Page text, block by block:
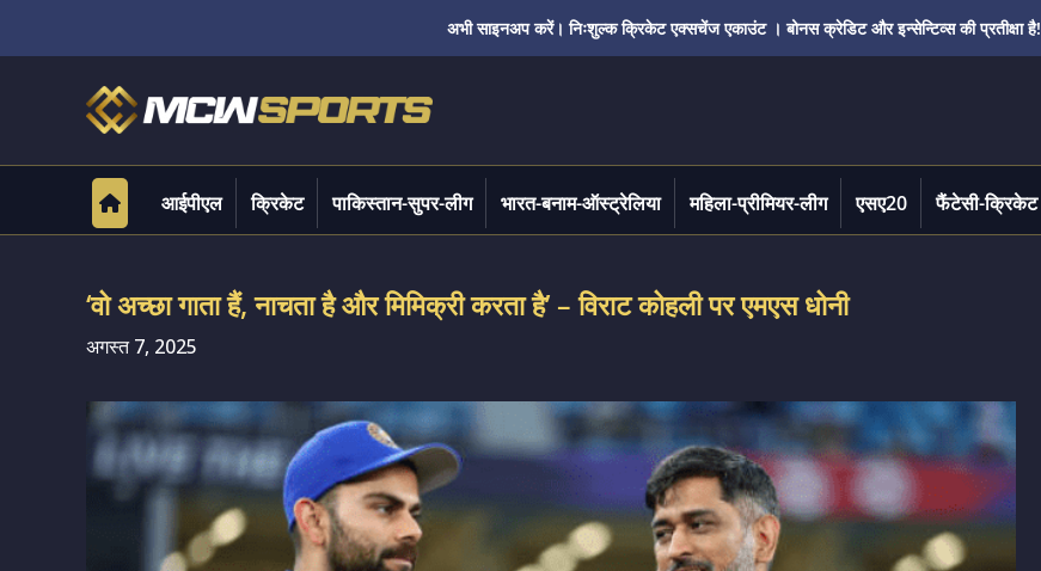
अभी साइनअप करें। निःशुल्क क्रिकेट एक्सचेंज एकाउंट । बोनस क्रेडिट और इन्सेन्टिव्स की प्रतीक्षा है!
आईपीएल क्रिकेट पाकिस्तान-सुपर-लीग भारत-बनाम-ऑस्ट्रेलिया महिला-प्रीमियर-लीग एसए20 फैंटेसी-क्रिकेट
‘वो अच्छा गाता हैं, नाचता है और मिमिक्री करता है’ – विराट कोहली पर एमएस धोनी
अगस्त 7, 2025